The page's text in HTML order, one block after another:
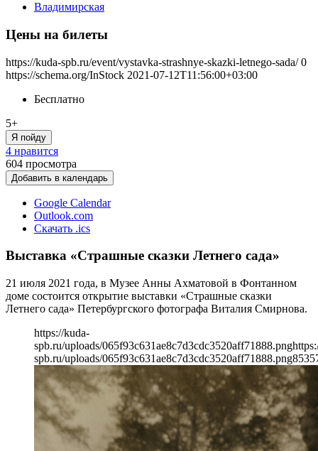
Владимирская
Цены на билеты
https://kuda-spb.ru/event/vystavka-strashnye-skazki-letnego-sada/ 0
https://schema.org/InStock 2021-07-12T11:56:00+03:00
Бесплатно
5+
Я пойду
4 нравится
604 просмотра
Добавить в календарь
Google Calendar
Outlook.com
Скачать .ics
Выставка «Страшные сказки Летнего сада»
21 июля 2021 года, в Музее Анны Ахматовой в Фонтанном
доме состоится открытие выставки «Страшные сказки
Летнего сада» Петербургского фотографа Виталия Смирнова.
https://kuda-
spb.ru/uploads/065f93c631ae8c7d3cdc3520aff71888.png
spb.ru/uploads/065f93c631ae8c7d3cdc3520aff71888.png853